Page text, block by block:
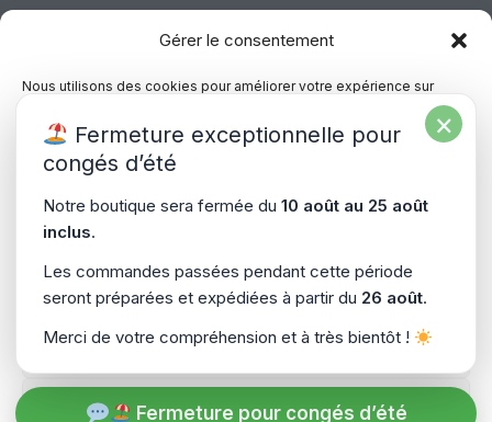
Gérer le consentement
Nous utilisons des cookies pour améliorer votre expérience sur
notre site, analyser le trafic et proposer des contenus personnalisés.
Vous pouvez accepter, refuser ou gérer vos préférences à tout
moment.
Gérer les services
Accepter
Voir les préférences
Expédition Europe
Livraison rapide dans toute l’Europe via
“ Mondial Relay
Copyright © 2026PiecesPC.fr| Développement & Design
Fermeture pour congés d’été
×
Fermeture exceptionnelle pour
congés d’été
Notre boutique sera fermée du 10 août au 25 août
inclus.
Les commandes passées pendant cette période
seront préparées et expédiées à partir du 26 août.
Merci de votre compréhension et à très bientôt !